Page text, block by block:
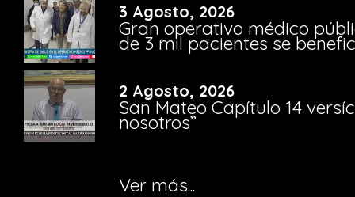
3 Agosto, 2026
Gran operativo médico
de 3 mil pacientes se
2 Agosto, 2026
San Mateo Capítulo 14
nosotros”
Ver más...